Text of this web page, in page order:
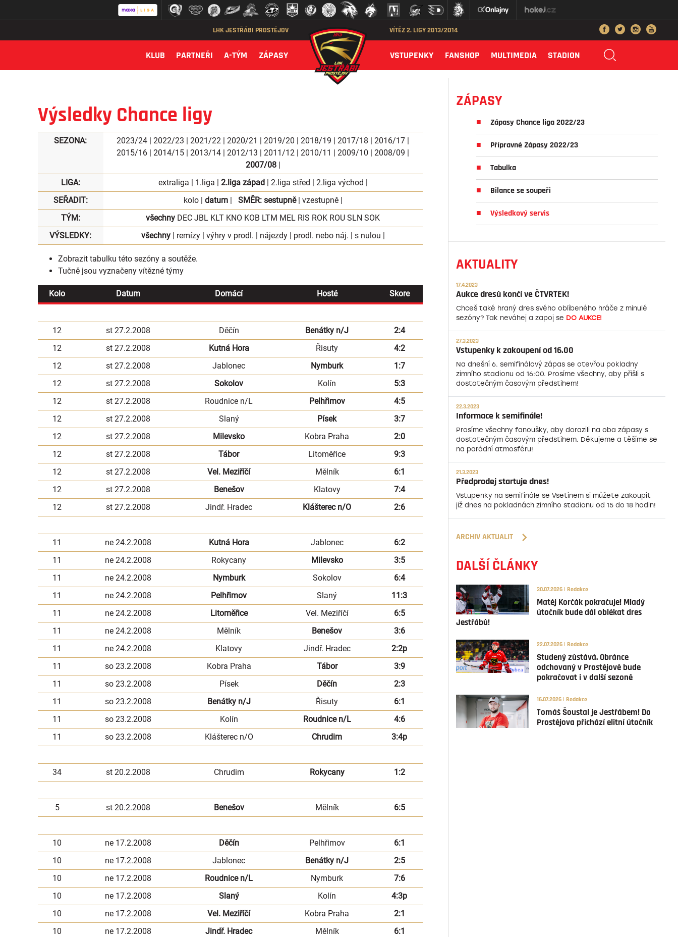
LHK JESTŘÁBI PROSTĚJOV VÍTĚZ 2. LIGY 2013/2014
KLUB PARTNEŘI A-TÝM ZÁPASY VSTUPENKY FANSHOP MULTIMEDIA STADION
Výsledky Chance ligy
SEZONA: 2023/24 | 2022/23 | 2021/22 | 2020/21 | 2019/20 | 2018/19 | 2017/18 | 2016/17 |
2015/16 | 2014/15 | 2013/14 | 2012/13 | 2011/12 | 2010/11 | 2009/10 | 2008/09 |
2007/08|
LIGA:
extraliga | 1.liga | 2.liga západ| 2.liga střed | 2.liga východ |
SEŘADIT:
kolo| datum| SMĚR: sestupně| vzestupně|
TÝM:
všechny DEC JBL KLT KNO KOB LTM MEL RIS ROK ROU SLN SOK
VÝSLEDKY:
všechny| remízy| výhry v prodl. | nájezdy| prodl. nebo náj. | s nulou |
Zobrazit tabulku této sezóny a soutěže.
Tučně jsou vyznačeny vítězné týmy
Kolo Datum Domácí Hosté Skore
12 st 27.2.2008 Děčín Benátky n/J
2:4
12
st 27.2.2008 Kutná Hora Řisuty
4:2
12
st 27.2.2008 Jablonec Nymburk
1:7
12
st 27.2.2008 Sokolov Kolín
5:3
12
st 27.2.2008 Roudnice n/L Pelhřimov
4:5
12
st 27.2.2008 Slaný Písek
3:7
12
st 27.2.2008 Milevsko Kobra Praha
2:0
12
st 27.2.2008 Tábor Litoměřice
9:3
12
st 27.2.2008 Vel. Meziříčí Mělník
6:1
12
st 27.2.2008 Benešov Klatovy
7:4
12
st 27.2.2008 Jindř. Hradec Klášterec n/O 2:6
11 ne 24.2.2008 Kutná Hora Jablonec
6:2
11
ne 24.2.2008 Rokycany Milevsko
3:5
11
ne 24.2.2008 Nymburk Sokolov
6:4
11
ne 24.2.2008 Pelhřimov Slaný
11:3
11
ne 24.2.2008 Litoměřice Vel. Meziříčí
6:5
11
ne 24.2.2008 Mělník Benešov
3:6
11
ne 24.2.2008 Klatovy Jindř. Hradec
2:2p
11
so 23.2.2008 Kobra Praha Tábor
3:9
11
so 23.2.2008 Písek Děčín
2:3
11
so 23.2.2008 Benátky n/J Řisuty
6:1
11
so 23.2.2008 Kolín Roudnice n/L
4:6
11
so 23.2.2008 Klášterec n/O Chrudim 3:4p
34 st 20.2.2008 Chrudim Rokycany 1:2
5 st 20.2.2008 Benešov Mělník 6:5
10 ne 17.2.2008 Děčín Pelhřimov
6:1
10
ne 17.2.2008 Jablonec Benátky n/J
2:5
10
ne 17.2.2008 Roudnice n/L Nymburk
7:6
10
ne 17.2.2008 Slaný Kolín
4:3p
10
ne 17.2.2008 Vel. Meziříčí Kobra Praha
2:1
10
ne 17.2.2008 Jindř. Hradec Mělník
6:1
ZÁPASY
Zápasy Chance liga 2022/23
Přípravné Zápasy 2022/23
Tabulka
Bilance se soupeři
Výsledkový servis
AKTUALITY
17.4.2023
Aukce dresů končí ve ČTVRTEK!
Chceš také hraný dres svého oblíbeného hráče z minulé
sezóny? Tak neváhej a zapoj se DO AUKCE!
27.3.2023
Vstupenky k zakoupení od 16.00
Na dnešní 6. semifinálový zápas se otevřou pokladny
zimního stadionu od 16:00. Prosíme všechny, aby přišli s
dostatečným časovým předstihem!
22.3.2023
Informace k semifinále!
Prosíme všechny fanoušky, aby dorazili na oba zápasy s
dostatečným časovým předstihem. Děkujeme a těšíme se
na parádní atmosféru!
21.3.2023
Předprodej startuje dnes!
Vstupenky na semifinále se Vsetínem si můžete zakoupit
již dnes na pokladnách zimního stadionu od 15 do 18 hodin!
ARCHIV AKTUALIT
DALŠÍ ČLÁNKY
30.07.2026 | Redakce
Matěj Korčák pokračuje! Mladý
útočník bude dál oblékat dres
Jestřábů!
22.07.2026 | Redakce
Studený zůstává. Obránce
odchovaný v Prostějově bude
pokračovat i v další sezoně
16.07.2026 | Redakce
Tomáš Šoustal je Jestřábem! Do
Prostějova přichází elitní útočník